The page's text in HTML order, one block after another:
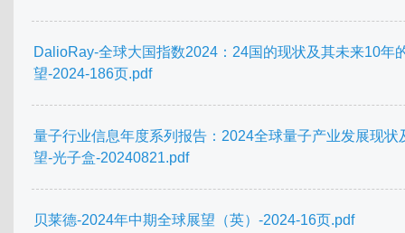
DalioRay-全球大国指数2024：24国的现状及其未来10年
望-2024-186页.pdf
量子行业信息年度系列报告：2024全球量子产业发展现状
望-光子盒-20240821.pdf
贝莱德-2024年中期全球展望（英）-2024-16页.pdf